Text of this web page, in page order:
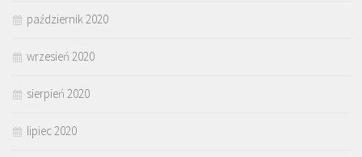
październik 2020
wrzesień 2020
sierpień 2020
lipiec 2020